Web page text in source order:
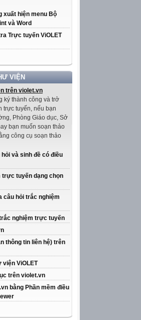
xuất hiện menu Bộ
và Word
Trực tuyến ViOLET
VIỆN
trên violet.vn
ký thành công và trở
trực tuyến, nếu bạn
Phòng Giáo dục, Sở
bạn muốn soạn thảo
công cụ soạn thảo
và sinh đề có điều
trực tuyến dạng chọn
câu hỏi trắc nghiệm
nghiệm trực tuyến
thông tin liên hệ) trên
viện ViOLET
trên violet.vn
bằng Phần mềm điều